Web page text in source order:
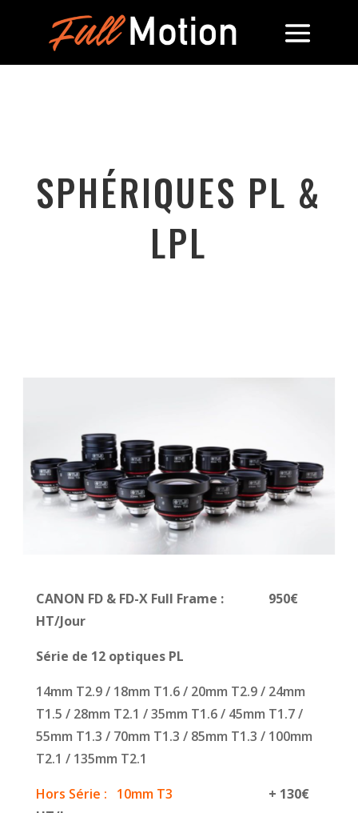
SPHÉRIQUES PL &
LPL
CANON FD & FD-X Full Frame : 950€
HT/Jour
Série de 12 optiques PL
14mm T2.9 / 18mm T1.6 / 20mm T2.9 / 24mm
T1.5 / 28mm T2.1 / 35mm T1.6 / 45mm T1.7 /
55mm T1.3 / 70mm T1.3 / 85mm T1.3 / 100mm
T2.1 / 135mm T2.1
Hors Série : 10mm T3
+ 130€